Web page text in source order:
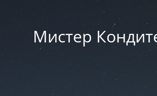
Мистер